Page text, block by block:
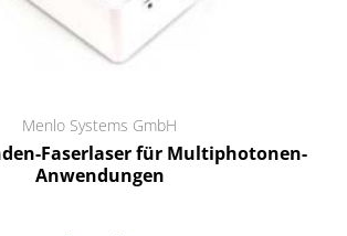
Menlo Systems GmbH
Faserlaser für Multiphotonen-
Anwendungen